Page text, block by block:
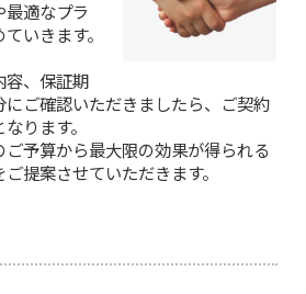
最適なプラ
いきます。
容、保証期
にご確認いただきましたら、ご契約
ります。
ご予算から最大限の効果が得られる
ご提案させていただきます。